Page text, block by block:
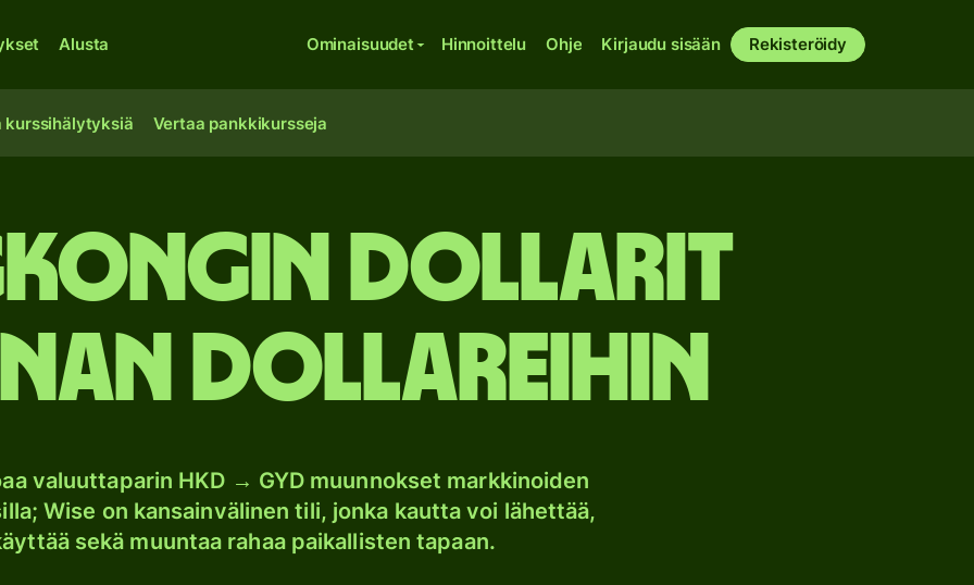
Alusta Ominaisuudet Hinnoittelu Ohje Kirjaudu sisään Rekisteröidy
kurssihälytyksiä Vertaa pankkikursseja
dollarit
dollareihin
valuuttaparin HKD → GYD muunnokset markkinoiden
Wise on kansainvälinen tili, jonka kautta voi lähettää,
sekä muuntaa rahaa paikallisten tapaan.